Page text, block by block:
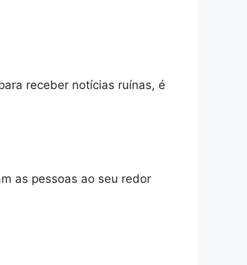
receber notícias ruínas, é
as pessoas ao seu redor